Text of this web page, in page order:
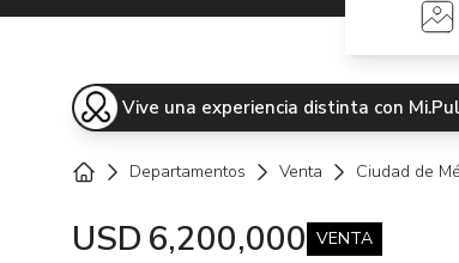
Vive una experiencia distinta con
Departamentos Venta Ciudad de
USD 6,200,000 VENTA